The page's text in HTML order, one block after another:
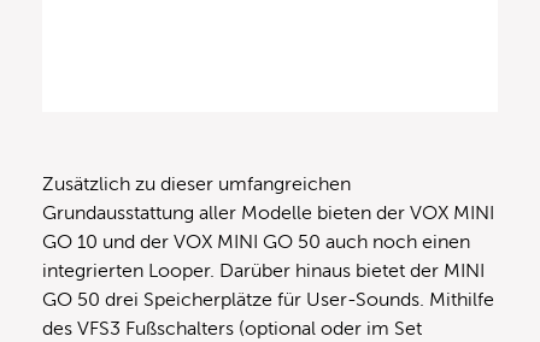
Zusätzlich zu dieser umfangreichen
Grundausstattung aller Modelle bieten der VOX MINI
GO 10 und der VOX MINI GO 50 auch noch einen
integrierten Looper. Darüber hinaus bietet der MINI
GO 50 drei Speicherplätze für User-Sounds. Mithilfe
des VFS3 Fußschalters (optional oder im Set